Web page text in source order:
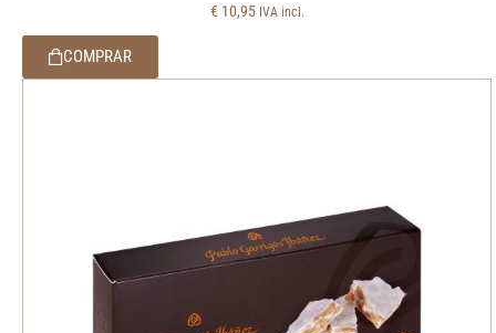
€ 10,95 IVA incl.
COMPRAR